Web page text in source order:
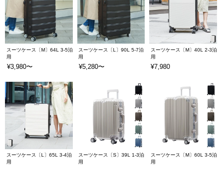
スーツケース〔M〕64L 3-5泊
用
¥3,980〜
スーツケース〔L〕90L 5-7泊
用
¥5,280〜
スーツケース〔M〕40L 2-3泊
用
¥7,980
スーツケース〔L〕65L 3-4泊
用
スーツケース〔S〕39L 1-3泊
用
スーツケース〔M〕60L 3-5泊
用